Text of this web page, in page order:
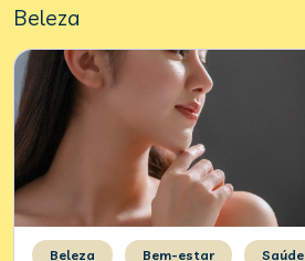
Beleza
Beleza Bem-estar Saúde